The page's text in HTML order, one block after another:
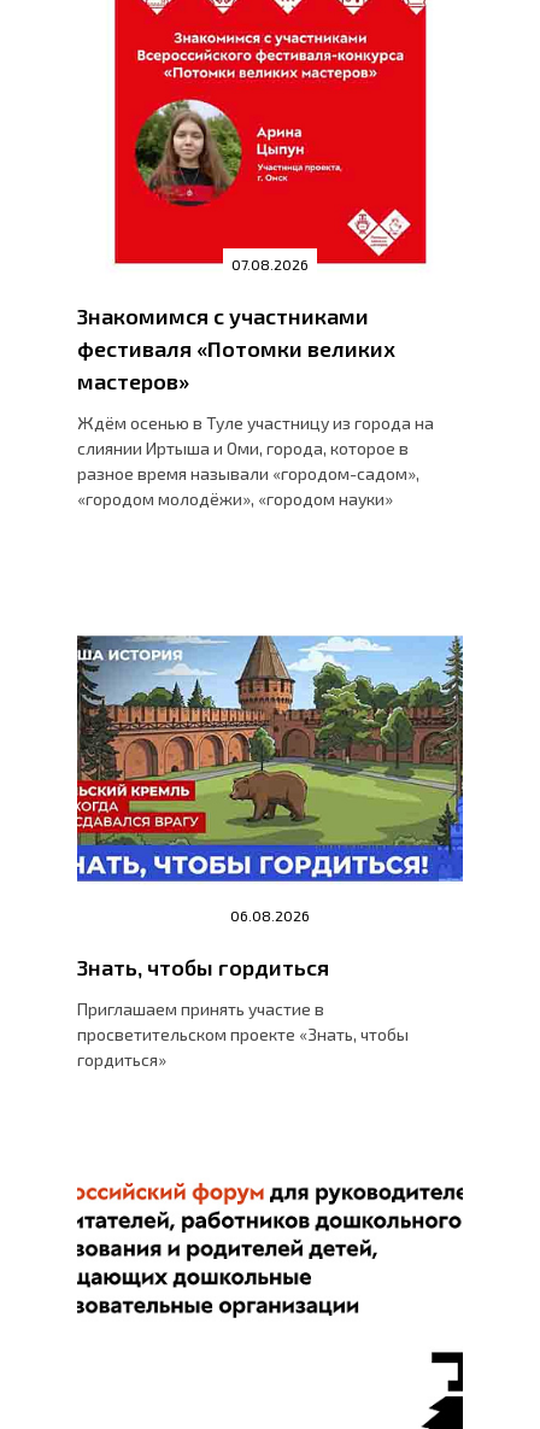
07.08.2026
Знакомимся с участниками
фестиваля «Потомки великих
мастеров»
Ждём осенью в Туле участницу из города на
слиянии Иртыша и Оми, города, которое в
разное время называли «городом-садом»,
«городом молодёжи», «городом науки»
06.08.2026
Знать, чтобы гордиться
Приглашаем принять участие в
просветительском проекте «Знать, чтобы
гордиться»